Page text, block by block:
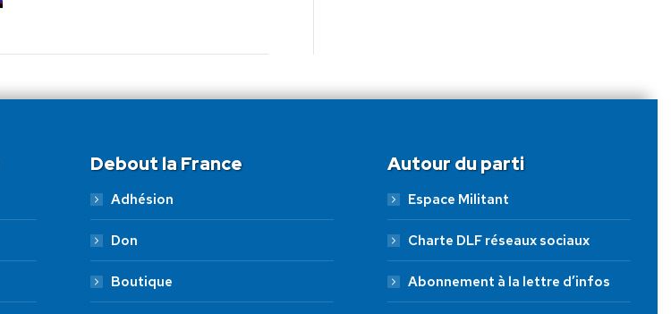
Debout la France
Adhésion
Don
Boutique
Autour du parti
Espace Militant
Charte DLF réseaux sociaux
Abonnement à la lettre d’infos